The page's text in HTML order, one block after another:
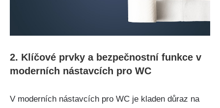
2. Klíčové prvky a bezpečnostní funkce v
moderních nástavcích pro WC
V moderních nástavcích pro WC je kladen důraz na